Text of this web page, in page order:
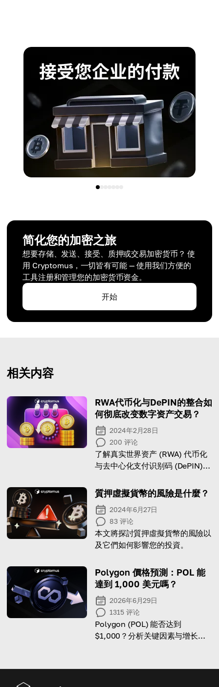
简化您的加密之旅
想要存储、发送、接受、质押或交易加密货币？ 使
用 Cryptomus，一切皆有可能 — 使用我们方便的
工具注册和管理您的加密货币资金。
开始
相关内容
RWA代币化与DePIN的整合如
何彻底改变数字资产交易？
2024年2月28日
200 评论
了解真实世界资产 (RWA) 代币化
与去中心化支付识别码 (DePIN)
質押虛擬貨幣的風險是什麼？
2024年6月27日
83 评论
本文將探討質押虛擬貨幣的風險以
及它們如何影響您的投資。
Polygon 價格預測：POL 能
達到 1,000 美元嗎？
2026年6月29日
1315 评论
Polygon (POL) 能否达到
$1,000？分析关键因素与增长前